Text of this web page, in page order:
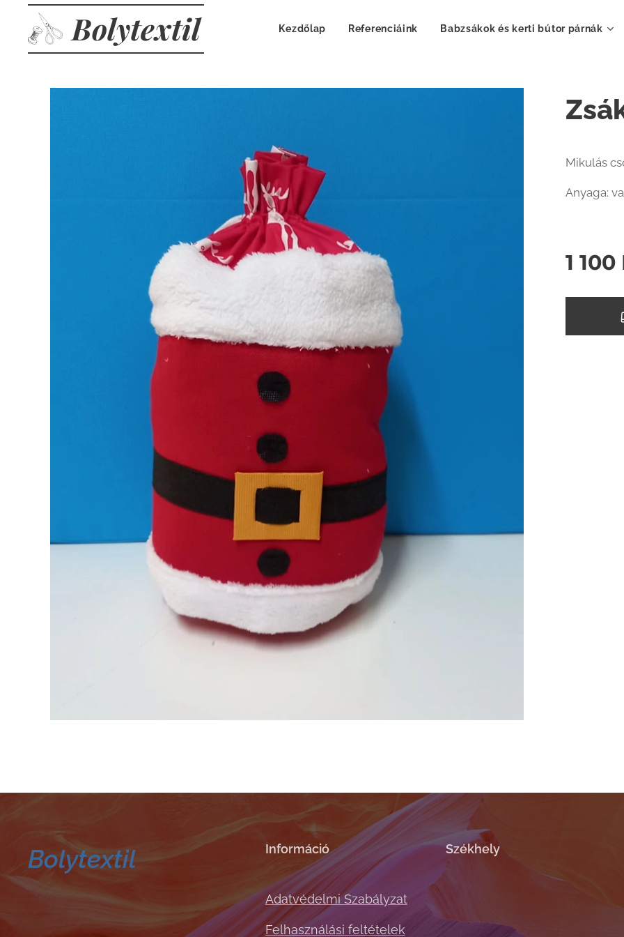
Bolytextil Kezdőlap Referenciáink Babzsákok és kerti bútor párnák
Mikulás
Anyaga:
1 100
Bolytextil Információ
Adatvédelmi Szabályzat
Felhasználási feltételek
Székhely